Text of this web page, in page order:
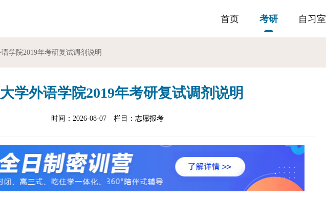
首页 考研 自习室
学院2019年考研复试调剂说明
学外语学院2019年考研复试调剂说明
时间：2026-08-07 栏目： 志愿报考